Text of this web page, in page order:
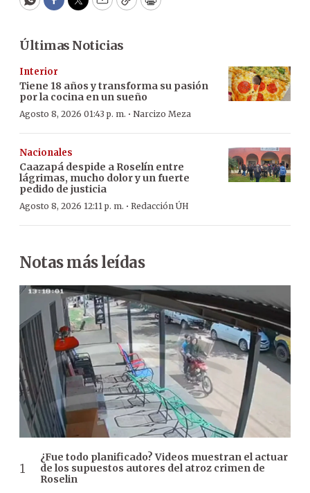
WhatsApp
Facebook
Twitter
EmailCopyPrint
Últimas Noticias
Interior
Tiene 18 años y transforma su pasión
por la cocina en un sueño
Agosto 8, 2026 01:43 p. m. · Narcizo Meza
Nacionales
Caazapá despide a Roselín entre
lágrimas, mucho dolor y un fuerte
pedido de justicia
Agosto 8, 2026 12:11 p. m. · Redacción ÚH
Notas más leídas
¿Fue todo planificado? Videos muestran el actuar
de los supuestos autores del atroz crimen de
Roselin